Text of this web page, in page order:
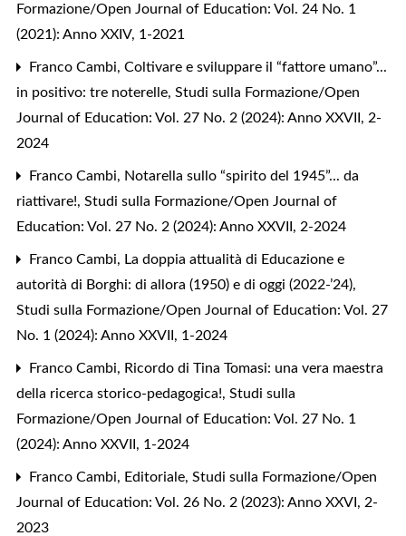
Formazione/Open Journal of Education: Vol. 24 No. 1
(2021): Anno XXIV, 1-2021
Franco Cambi, Coltivare e sviluppare il “fattore umano”...
in positivo: tre noterelle, Studi sulla Formazione/Open
Journal of Education: Vol. 27 No. 2 (2024): Anno XXVII, 2-
2024
Franco Cambi, Notarella sullo “spirito del 1945”... da
riattivare!, Studi sulla Formazione/Open Journal of
Education: Vol. 27 No. 2 (2024): Anno XXVII, 2-2024
Franco Cambi, La doppia attualità di Educazione e
autorità di Borghi: di allora (1950) e di oggi (2022-’24),
Studi sulla Formazione/Open Journal of Education: Vol. 27
No. 1 (2024): Anno XXVII, 1-2024
Franco Cambi, Ricordo di Tina Tomasi: una vera maestra
della ricerca storico-pedagogica!, Studi sulla
Formazione/Open Journal of Education: Vol. 27 No. 1
(2024): Anno XXVII, 1-2024
Franco Cambi, Editoriale, Studi sulla Formazione/Open
Journal of Education: Vol. 26 No. 2 (2023): Anno XXVI, 2-
2023